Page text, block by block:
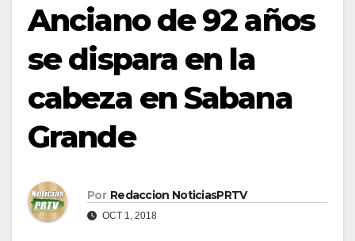
Anciano de 92 años
se dispara en la
cabeza en Sabana
Grande
Por Redaccion NoticiasPRTV
OCT 1, 2018